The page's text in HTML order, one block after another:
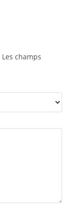
Les champs